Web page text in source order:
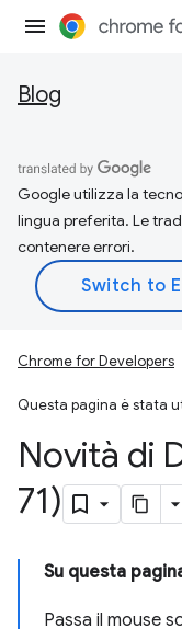
Blog
Google utilizza la
lingua preferita. Le
contenere errori.
Chrome for Developers
Questa pagina è stata
Novità di
71)
Su questa
Passa il mouse